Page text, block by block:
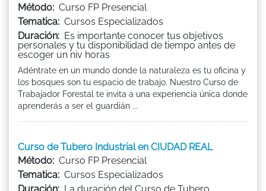
Método: Curso FP Presencial
Tematica: Cursos Especializados
Duración: Es importante conocer tus objetivos
personales y tu disponibilidad de tiempo antes de
escoger un niv horas
Adéntrate en un mundo donde la naturaleza es tu oficina y
los bosques son tu espacio de trabajo. Nuestro Curso de
Trabajador Forestal te invita a una experiencia única donde
aprenderás a ser el guardián ...
Curso de Tubero Industrial en CIUDAD REAL
Método: Curso FP Presencial
Tematica: Cursos Especializados
Duración: La duración del Curso de Tubero